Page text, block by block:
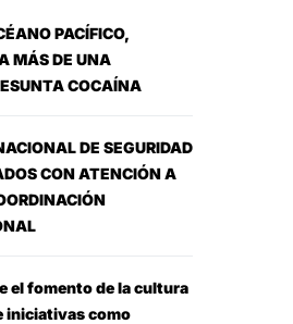
PACÍFICO,
MÁS DE UNA
COCAÍNA
DE SEGURIDAD
CON ATENCIÓN A
el fomento de la cultura
iniciativas como